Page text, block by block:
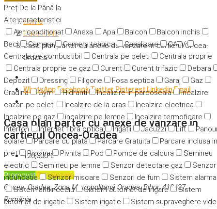
Preț De la Până la
Alte caracteristici
Aer condiționat
Anexa Apa Balcon
Balcon inchis
Beci
Camara Camera tehnica Canalizare
CATV
Centrala pe combustibil
Centrala pe peleti
Centrala proprie
Centrala proprie pe gaz
Curent Curent trifazic
Debara
Depozit
Dressing Filigorie Fosa septica Garaj
Gaz
Gradina
Gym Hidranti Incalizire in pardoseala
Incalzire
cazan pe peleti
Incalzire de la oras
Incalzire electrica
Incalzire pe gaz
incalzire pe lemne
Incalzire termoficare
Interfon
Internet fibra optica Irigatii Jacuzzi Lift
solare
Parcare cu plata Parcare Gratuita
Parcare inclusa in
pret
Piscina Pivnita Pod Pompe de caldura
Semineu
electric
Semineu pe lemne Senzor detectare gaz
Senzor
indundatie
Senzor miscare Senzori de fum
Sistem alarma
Sistem antiincediu
Sistem automat de irigare
Sistem
automat de irigatie
Sistem irigatie
Sistem supraveghere
Home
Case / Vile
Casa plan parter cu anexe de vanzare in cartierul Oncea-
Oradea
WhatsAppFacebookTwitter Pinterest LinkedinEmail
Casa plan parter cu anexe de vanzare in
cartierul Oncea-Oradea
120,000 €
PromovatDe vânzare
Oncea, Oradea, Zona Metropolitană Oradea, Bihor, 410437,
România